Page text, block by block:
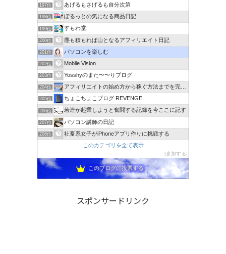
197位 あげるもさげるも自分次第
198位 ぽるっとの気になる商品日記
199位 すもわ堂
200位 塵も積もれば山となるアフィリエイト日記
201位 パソコンを楽しむ
202位 Mobile Vision
203位 Yosshyのまた〜〜りブログ
204位 アフィリエイトの始め方から稼ぐ方法までを完全解説
205位 ちょこちょこブログ REVENGE.
206位 若造が起業しようと奮闘する記録を今ここに記す
207位 パソコン講師の日記
208位
社畜系女子がiPhoneアプリ作りに挑戦する
このカテゴリを全て表示
参加する
このブログに投票する
スポンサードリンク